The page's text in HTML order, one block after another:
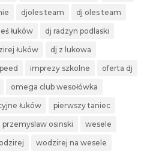
djoles team dj oles team
łuków dj radzyn podlaski
łuków dj z lukowa
imprezy szkolne oferta dj
omega club wesołówka
łuków pierwszy taniec
przemyslaw osinski wesele
wodzirej na wesele